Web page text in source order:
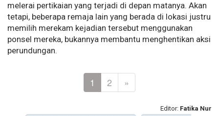
melerai pertikaian yang terjadi di depan matanya. Akan
tetapi, beberapa remaja lain yang berada di lokasi justru
memilih merekam kejadian tersebut menggunakan
ponsel mereka, bukannya membantu menghentikan aksi
perundungan.
1 2 »
Editor: Fatika Nur